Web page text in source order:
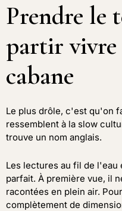
Prendre le
partir vivre
cabane
Le plus drôle, c'est qu'on
ressemblent à la slow
trouve un nom anglais.
Les lectures au fil de l'eau
parfait. À première vue, il
racontées en plein air.
complètement de